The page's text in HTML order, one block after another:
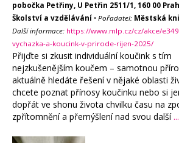
pobočka Petřiny, U Petřin 2511/1, 160 00
Školství a vzdělávání • Pořadatel: Městská
Další informace: https://www.mlp.cz/cz/akce/
vychazka-a-koucink-v-prirode-rijen-2025/
Přijďte si zkusit individuální koučink s tím
nejzkušenějším koučem – samotnou
aktuálně hledáte řešení v nějaké oblasti
chcete poznat přínosy koučinku nebo si
dopřát ve shonu života chvilku času na
zpřítomnění a přemýšlení nad svou další...